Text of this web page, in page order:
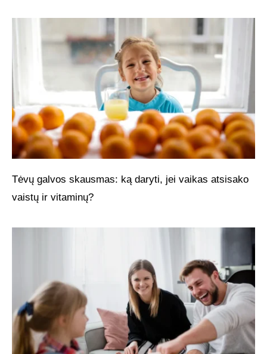
Tėvų galvos skausmas: ką daryti, jei vaikas atsisako
vaistų ir vitaminų?